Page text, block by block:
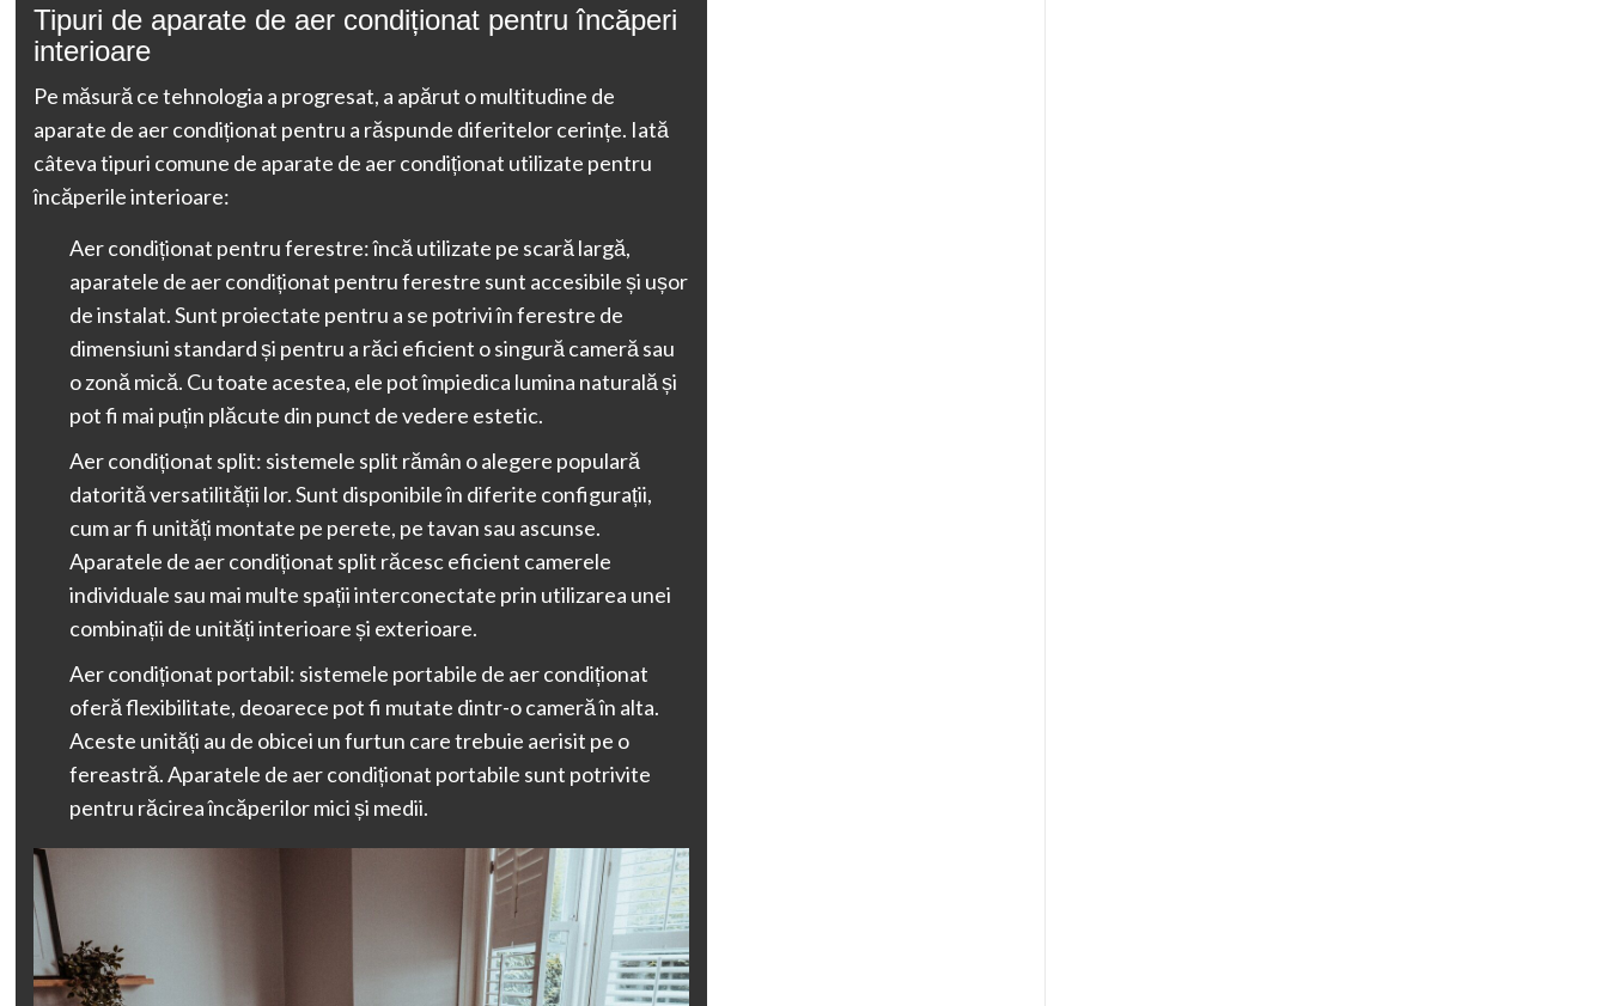
Tipuri de aparate de aer condiționat pentru încăperi
interioare
Pe măsură ce tehnologia a progresat, a apărut o multitudine de
aparate de aer condiționat pentru a răspunde diferitelor cerințe. Iată
câteva tipuri comune de aparate de aer condiționat utilizate pentru
încăperile interioare:
Aer condiționat pentru ferestre: încă utilizate pe scară largă,
aparatele de aer condiționat pentru ferestre sunt accesibile și ușor
de instalat. Sunt proiectate pentru a se potrivi în ferestre de
dimensiuni standard și pentru a răci eficient o singură cameră sau
o zonă mică. Cu toate acestea, ele pot împiedica lumina naturală și
pot fi mai puțin plăcute din punct de vedere estetic.
Aer condiționat split: sistemele split rămân o alegere populară
datorită versatilității lor. Sunt disponibile în diferite configurații,
cum ar fi unități montate pe perete, pe tavan sau ascunse.
Aparatele de aer condiționat split răcesc eficient camerele
individuale sau mai multe spații interconectate prin utilizarea unei
combinații de unități interioare și exterioare.
Aer condiționat portabil: sistemele portabile de aer condiționat
oferă flexibilitate, deoarece pot fi mutate dintr-o cameră în alta.
Aceste unități au de obicei un furtun care trebuie aerisit pe o
fereastră. Aparatele de aer condiționat portabile sunt potrivite
pentru răcirea încăperilor mici și medii.